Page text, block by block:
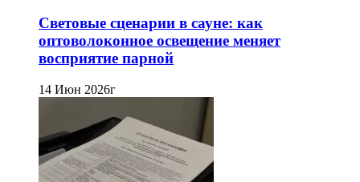
Световые сценарии в сауне: как
оптоволоконное освещение меняет
восприятие парной
14 Июн 2026г